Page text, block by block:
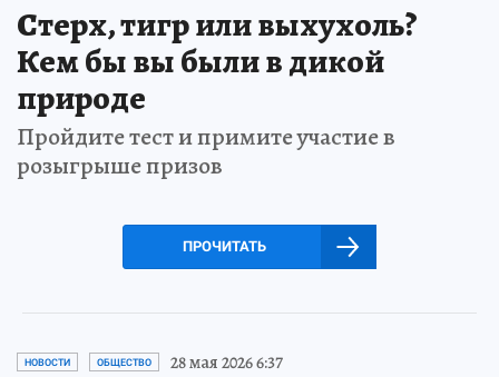
Стерх, тигр или выхухоль?
Кем бы вы были в дикой
природе
Пройдите тест и примите участие в
розыгрыше призов
ПРОЧИТАТЬ
НОВОСТИ ОБЩЕСТВО 28 мая 2026 6:37